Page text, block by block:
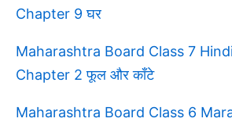
Chapter 9 घर
Maharashtra Board Class 7
Chapter 2 फूल और काँटे
Maharashtra Board Class 6